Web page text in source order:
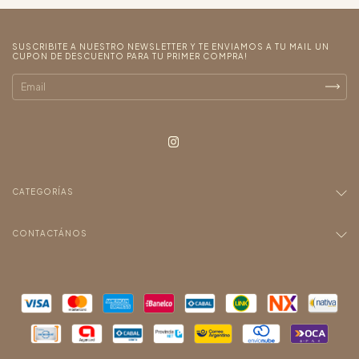
SUSCRIBITE A NUESTRO NEWSLETTER Y TE ENVIAMOS A TU MAIL UN
CUPON DE DESCUENTO PARA TU PRIMER COMPRA!
CATEGORÍAS
CONTACTÁNOS